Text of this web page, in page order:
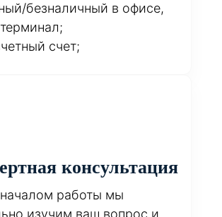
безналичный в офисе,
счет;
консультация
работы мы
изучим ваш вопрос и